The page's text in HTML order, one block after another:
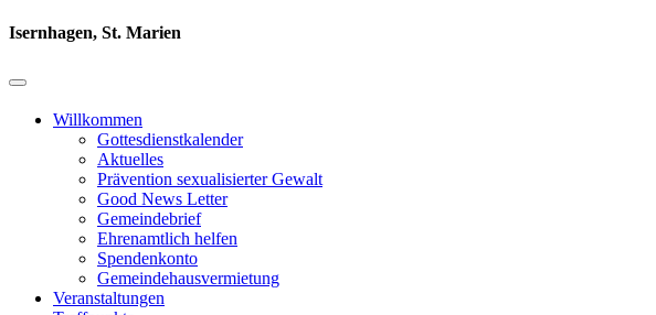
Isernhagen, St. Marien
Willkommen
Gottesdienstkalender
Aktuelles
Prävention sexualisierter Gewalt
Good News Letter
Gemeindebrief
Ehrenamtlich helfen
Spendenkonto
Gemeindehausvermietung
Veranstaltungen